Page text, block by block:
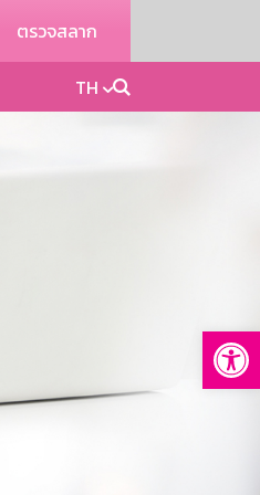
ตรวจสลาก
TH